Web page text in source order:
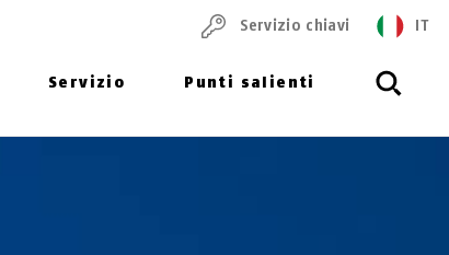
Servizio Punti salienti
Servizio chiavi IT